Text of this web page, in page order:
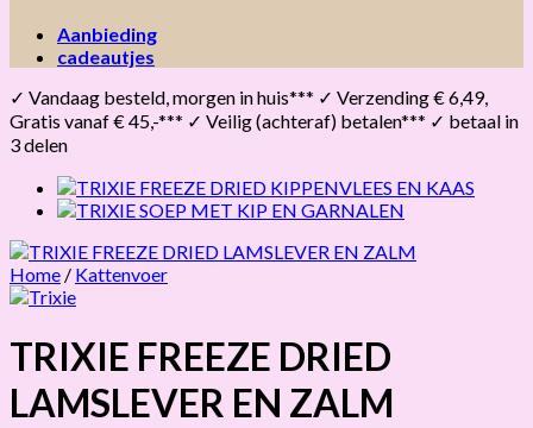
Aanbieding
cadeautjes
✓ Vandaag besteld, morgen in huis*** ✓ Verzending € 6,49,
Gratis vanaf € 45,-*** ✓ Veilig (achteraf) betalen*** ✓ betaal in
3 delen
Home / Kattenvoer
TRIXIE FREEZE DRIED
LAMSLEVER EN ZALM